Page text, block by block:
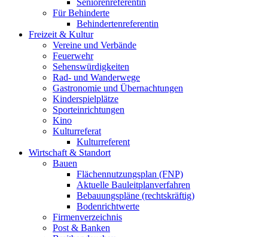
Seniorenreferentin
Für Behinderte
Behindertenreferentin
Freizeit & Kultur
Vereine und Verbände
Feuerwehr
Sehenswürdigkeiten
Rad- und Wanderwege
Gastronomie und Übernachtungen
Kinderspielplätze
Sporteinrichtungen
Kino
Kulturreferat
Kulturreferent
Wirtschaft & Standort
Bauen
Flächennutzungsplan (FNP)
Aktuelle Bauleitplanverfahren
Bebauungspläne (rechtskräftig)
Bodenrichtwerte
Firmenverzeichnis
Post & Banken